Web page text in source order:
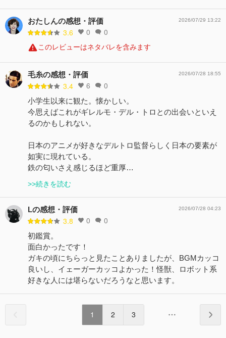
おたしんの感想・評価
3.6 0 0
2026/07/29 13:22
このレビューはネタバレを含みます
毛糸の感想・評価
3.4 6 0
2026/07/28 18:55
小学生以来に観た。懐かしい。
今思えばこれがギレルモ・デル・トロとの出会いといえ
るのかもしれない。
日本のアニメが好きなデルトロ監督らしく日本の要素が
如実に現れている。
鉄の匂いさえ感じるほど重厚…
>>続きを読む
Lの感想・評価
3.8 0 0
2026/07/28 04:23
初鑑賞。
面白かったです！
ガキの頃にちらっと見たことありましたが、BGMカッコ
良いし、イェーガーカッコよかった！怪獣、ロボット系
好きな人には堪らないだろうなと思います。
1 2 3